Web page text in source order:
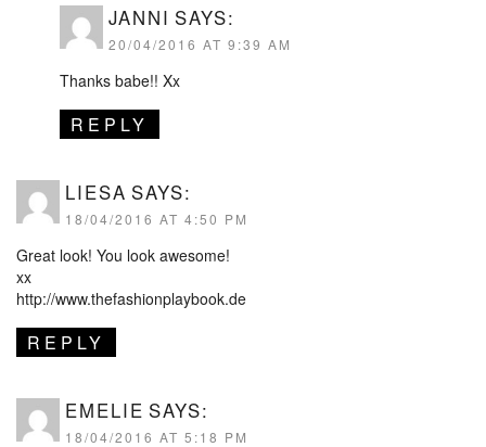
JANNI SAYS:
20/04/2016 AT 9:39 AM
Thanks babe!! Xx
REPLY
LIESA SAYS:
18/04/2016 AT 4:50 PM
Great look! You look awesome!
xx
http://www.thefashionplaybook.de
REPLY
EMELIE SAYS:
18/04/2016 AT 5:18 PM